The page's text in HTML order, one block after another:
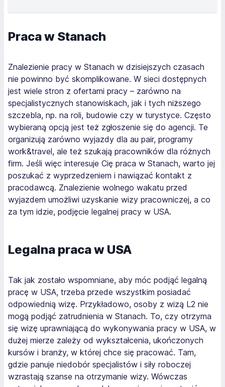
Praca w Stanach
Znalezienie pracy w Stanach w dzisiejszych czasach
nie powinno być skomplikowane. W sieci dostępnych
jest wiele stron z ofertami pracy – zarówno na
specjalistycznych stanowiskach, jak i tych niższego
szczebla, np. na roli, budowie czy w turystyce. Często
wybieraną opcją jest też zgłoszenie się do agencji. Te
organizują zarówno wyjazdy dla au pair, programy
work&travel, ale też szukają pracowników dla różnych
firm. Jeśli więc interesuje Cię praca w Stanach, warto jej
poszukać z wyprzedzeniem i nawiązać kontakt z
pracodawcą. Znalezienie wolnego wakatu przed
wyjazdem umożliwi uzyskanie wizy pracowniczej, a co
za tym idzie, podjęcie legalnej pracy w USA.
Legalna praca w USA
Tak jak zostało wspomniane, aby móc podjąć legalną
pracę w USA, trzeba przede wszystkim posiadać
odpowiednią wizę. Przykładowo, osoby z wizą L2 nie
mogą podjąć zatrudnienia w Stanach. To, czy otrzyma
się wizę uprawniającą do wykonywania pracy w USA, w
dużej mierze zależy od wykształcenia, ukończonych
kursów i branży, w której chce się pracować. Tam,
gdzie panuje niedobór specjalistów i siły roboczej
wzrastają szanse na otrzymanie wizy. Wówczas